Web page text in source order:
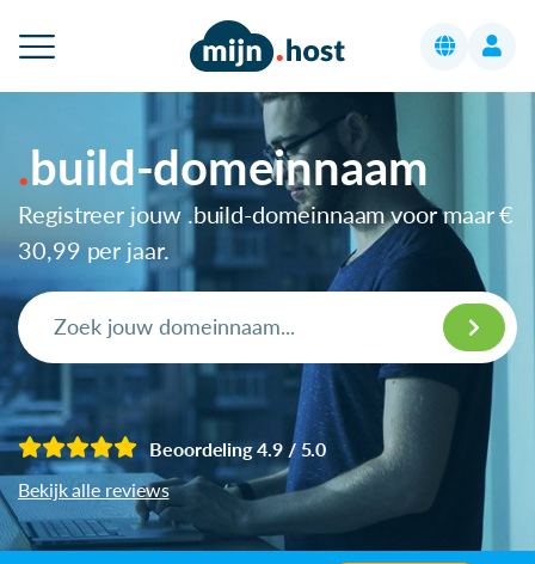
build-domeinnaam
Registreer jouw .build-domeinnaam voor maar€
30,99 per jaar.
Beoordeling 4.9 / 5.0
Bekijk alle reviews